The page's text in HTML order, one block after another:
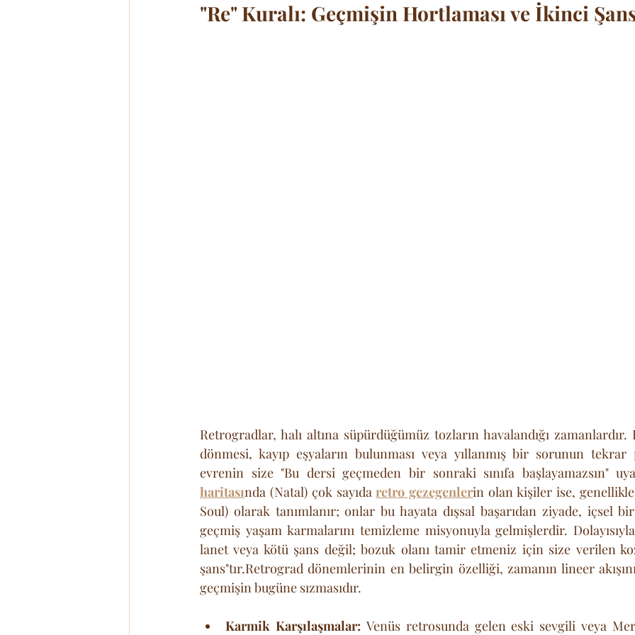
"Re" Kuralı: Geçmişin Hortlaması ve İkinci
Retrogradlar, halı altına süpürdüğümüz tozların havalandığı
dönmesi, kayıp eşyaların bulunması veya yıllanmış bir sorunun
evrenin size "Bu dersi geçmeden bir sonraki sınıfa başlayamazsın"
haritasında (Natal) çok sayıda retro gezegenlerin olan kişiler ise,
Soul) olarak tanımlanır; onlar bu hayata dışsal başarıdan ziyade, içsel
geçmiş yaşam karmalarını temizleme misyonuyla gelmişlerdir.
lanet veya kötü şans değil; bozuk olanı tamir etmeniz için size verilen
şans"tır.Retrograd dönemlerinin en belirgin özelliği, zamanın lineer
geçmişin bugüne sızmasıdır.
Karmik Karşılaşmalar: Venüs retrosunda gelen eski sevgili veya